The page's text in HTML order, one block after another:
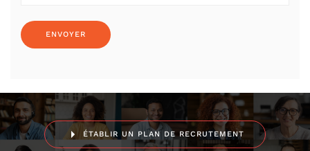
ÉTABLIR UN PLAN DE RECRUTEMENT